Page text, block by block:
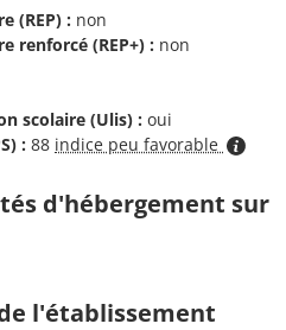
(REP) : non
renforcé (REP+) : non
scolaire (Ulis) : oui
: 88 indice peu favorable
d'hébergement sur
l'établissement